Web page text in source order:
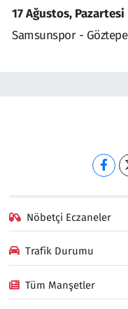
17 Ağustos, Pazartesi
Samsunspor - Göztepe
Nöbetçi Eczaneler
Trafik Durumu
Tüm Manşetler